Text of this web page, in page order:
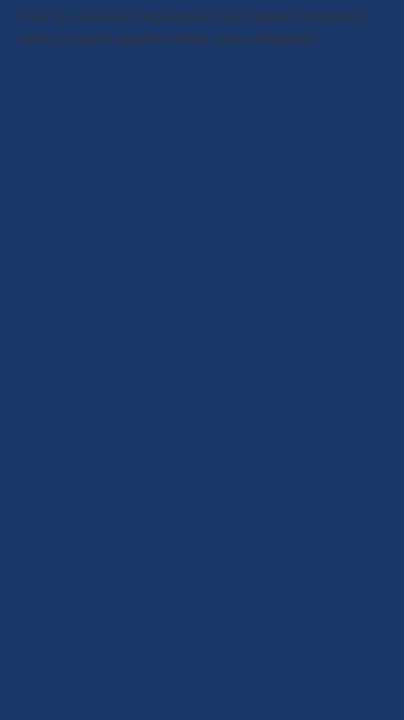
Solo los usuarios registrados que hayan comprado
este producto pueden hacer una valoración.